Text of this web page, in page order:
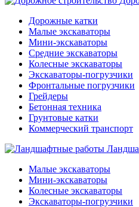
Дорожные катки
Малые экскаваторы
Мини-экскаваторы
Средние экскаваторы
Колесные экскаваторы
Экскаваторы-погрузчики
Фронтальные погрузчики
Грейдеры
Бетонная техника
Грунтовые катки
Коммерческий транспорт
Малые экскаваторы
Мини-экскаваторы
Колесные экскаваторы
Экскаваторы-погрузчики